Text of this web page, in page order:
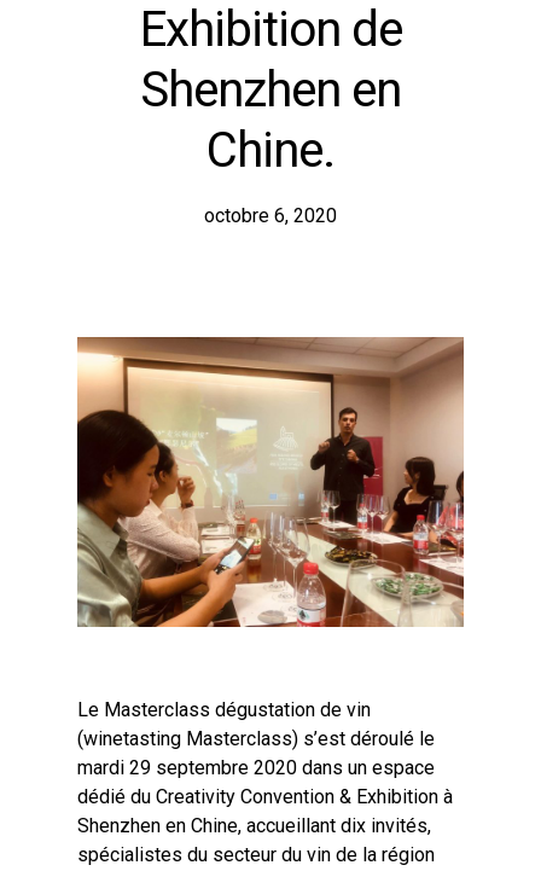
Exhibition de
Shenzhen en
Chine.
octobre 6, 2020
Le Masterclass dégustation de vin
(winetasting Masterclass) s’est déroulé le
mardi 29 septembre 2020 dans un espace
dédié du Creativity Convention & Exhibition à
Shenzhen en Chine, accueillant dix invités,
spécialistes du secteur du vin de la région